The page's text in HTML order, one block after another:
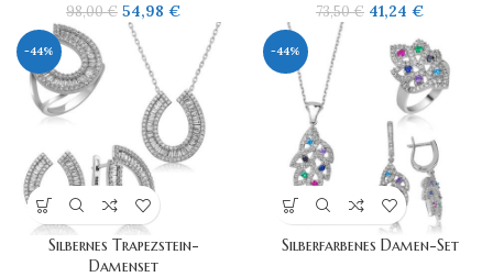
98,00€ 54,98 € 73,50€ 41,24 €
-44%
Silbernes Trapezstein-
Damenset
-44%
Silberfarbenes Damen-Set